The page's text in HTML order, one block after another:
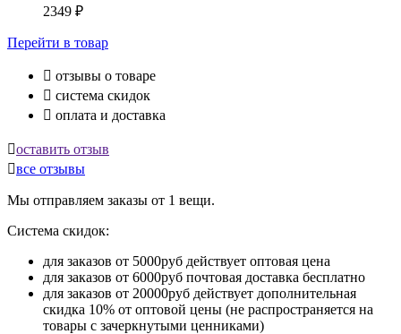
2349 ₽
Перейти в товар
 отзывы о товаре
 система скидок
 оплата и доставка
оставить отзыв
все отзывы
Мы отправляем заказы от 1 вещи.
Система скидок:
для заказов от 5000руб действует оптовая цена
для заказов от 6000руб почтовая доставка бесплатно
для заказов от 20000руб действует дополнительная
скидка 10% от оптовой цены (не распространяется на
товары с зачеркнутыми ценниками)